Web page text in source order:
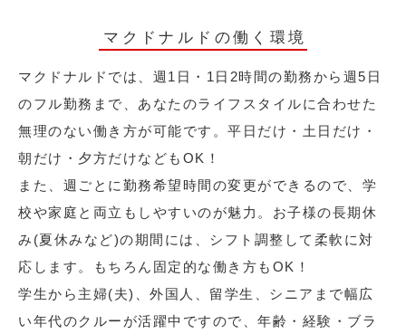
マクドナルドの働く環境
マクドナルドでは、週1日・1日2時間の勤務から週5日
のフル勤務まで、あなたのライフスタイルに合わせた
無理のない働き方が可能です。平日だけ・土日だけ・
朝だけ・夕方だけなどもOK！
また、週ごとに勤務希望時間の変更ができるので、学
校や家庭と両立もしやすいのが魅力。お子様の長期休
み(夏休みなど)の期間には、シフト調整して柔軟に対
応します。もちろん固定的な働き方もOK！
学生から主婦(夫)、外国人、留学生、シニアまで幅広
い年代のクルーが活躍中ですので、年齢・経験・ブラ